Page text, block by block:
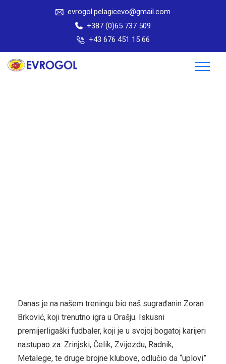
evrogol.pelagicevo@gmail.com
+387 (0)65 737 509
+43 676 451 15 66
Danas je na našem treningu bio naš sugrađanin Zoran
Brković, koji trenutno igra u Orašju. Iskusni
premijerligaški fudbaler, koji je u svojoj bogatoj karijeri
nastupao za: Zrinjski, Čelik, Zvijezdu, Radnik,
Metalege, te druge brojne klubove, odlučio da “uplovi”